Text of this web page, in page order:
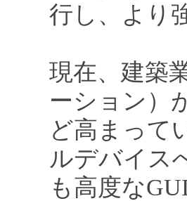
行し、より
現在、建築
ーション）
ど高まって
ルデバイス
も高度な